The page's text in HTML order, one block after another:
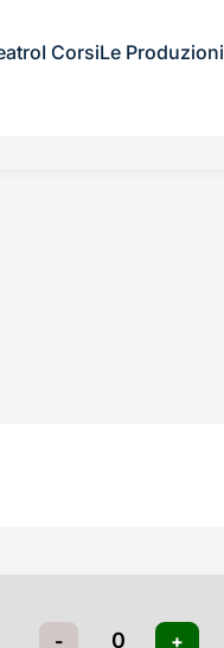
I CorsiLe Produzioni